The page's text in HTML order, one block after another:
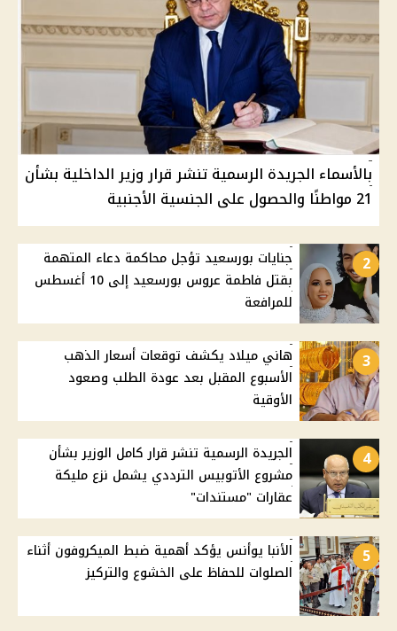
بالأسماء الجريدة الرسمية تنشر قرار وزير الداخلية بشأن
21 مواطنًا والحصول على الجنسية الأجنبية
2
جنايات بورسعيد تؤجل محاكمة دعاء المتهمة
بقتل فاطمة عروس بورسعيد إلى 10 أغسطس
للمرافعة
3
هاني ميلاد يكشف توقعات أسعار الذهب
الأسبوع المقبل بعد عودة الطلب وصعود
الأوقية
4
الجريدة الرسمية تنشر قرار كامل الوزير بشأن
مشروع الأتوبيس الترددي يشمل نزع مليكة
عقارات "مستندات"
5
الأنبا يوأنس يؤكد أهمية ضبط الميكروفون أثناء
الصلوات للحفاظ على الخشوع والتركيز